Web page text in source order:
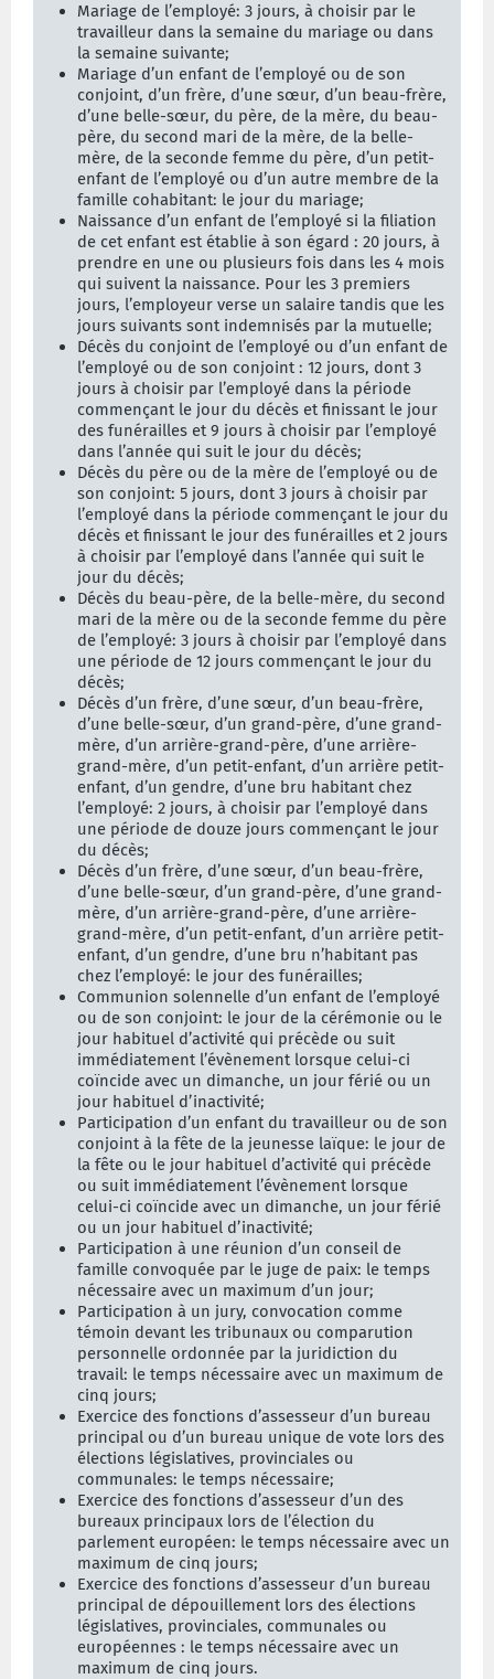
Mariage de l’employé: 3 jours, à choisir par le
travailleur dans la semaine du mariage ou dans
la semaine suivante;
Mariage d’un enfant de l’employé ou de son
conjoint, d’un frère, d’une sœur, d’un beau-frère,
d’une belle-sœur, du père, de la mère, du beau-
père, du second mari de la mère, de la belle-
mère, de la seconde femme du père, d’un petit-
enfant de l’employé ou d’un autre membre de la
famille cohabitant: le jour du mariage;
Naissance d’un enfant de l’employé si la filiation
de cet enfant est établie à son égard : 20 jours, à
prendre en une ou plusieurs fois dans les 4 mois
qui suivent la naissance. Pour les 3 premiers
jours, l’employeur verse un salaire tandis que les
jours suivants sont indemnisés par la mutuelle;
Décès du conjoint de l’employé ou d’un enfant de
l’employé ou de son conjoint : 12 jours, dont 3
jours à choisir par l’employé dans la période
commençant le jour du décès et finissant le jour
des funérailles et 9 jours à choisir par l’employé
dans l’année qui suit le jour du décès;
Décès du père ou de la mère de l’employé ou de
son conjoint: 5 jours, dont 3 jours à choisir par
l’employé dans la période commençant le jour du
décès et finissant le jour des funérailles et 2 jours
à choisir par l’employé dans l’année qui suit le
jour du décès;
Décès du beau-père, de la belle-mère, du second
mari de la mère ou de la seconde femme du père
de l’employé: 3 jours à choisir par l’employé dans
une période de 12 jours commençant le jour du
décès;
Décès d’un frère, d’une sœur, d’un beau-frère,
d’une belle-sœur, d’un grand-père, d’une grand-
mère, d’un arrière-grand-père, d’une arrière-
grand-mère, d’un petit-enfant, d’un arrière petit-
enfant, d’un gendre, d’une bru habitant chez
l’employé: 2 jours, à choisir par l’employé dans
une période de douze jours commençant le jour
du décès;
Décès d’un frère, d’une sœur, d’un beau-frère,
d’une belle-sœur, d’un grand-père, d’une grand-
mère, d’un arrière-grand-père, d’une arrière-
grand-mère, d’un petit-enfant, d’un arrière petit-
enfant, d’un gendre, d’une bru n’habitant pas
chez l’em­ployé: le jour des funérailles;
Communion solennelle d’un enfant de l’employé
ou de son conjoint: le jour de la céré­monie ou le
jour habituel d’activité qui précède ou suit
immédiatement l’évènement lorsque celui-ci
coïncide avec un dimanche, un jour férié ou un
jour habituel d’inactivité;
Participation d’un enfant du travailleur ou de son
conjoint à la fête de la jeunesse laïque: le jour de
la fête ou le jour habituel d’activité qui précède
ou suit immédiate­ment l’évènement lorsque
celui-ci coïncide avec un dimanche, un jour férié
ou un jour habituel d’inactivité;
Participation à une réunion d’un conseil de
famille convoquée par le juge de paix: le temps
nécessaire avec un maximum d’un jour;
Participation à un jury, convocation comme
témoin devant les tribunaux ou comparution
personnelle ordonnée par la juridiction du
travail: le temps nécessaire avec un maxi­mum de
cinq jours;
Exercice des fonctions d’assesseur d’un bureau
principal ou d’un bureau unique de vote lors des
élections législatives, provinciales ou
communales: le temps nécessaire;
Exercice des fonctions d’assesseur d’un des
bureaux principaux lors de l’élection du
parlement européen: le temps nécessaire avec un
maximum de cinq jours;
Exercice des fonctions d’assesseur d’un bureau
principal de dépouillement lors des élec­tions
législatives, provinciales, communales ou
européennes : le temps nécessaire avec un
maximum de cinq jours.